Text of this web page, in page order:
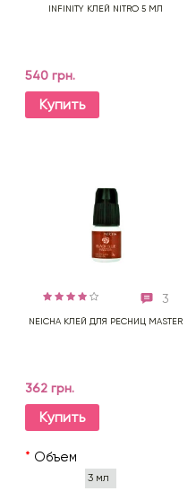
INFINITY КЛЕЙ NITRO 5 МЛ
540 грн.
Купить
3
NEICHA КЛЕЙ ДЛЯ РЕСНИЦ MASTER
362 грн.
Купить
* Объем
3 мл